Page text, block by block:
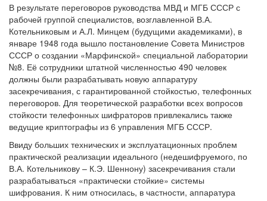
В результате переговоров руководства МВД и МГБ СССР с
рабочей группой специалистов, возглавленной В.А.
Котельниковым и А.Л. Минцем (будущими академиками), в
январе 1948 года вышло постановление Совета Министров
СССР о создании «Марфинской» специальной лаборатории
№8. Её сотрудники штатной численностью 490 человек
должны были разрабатывать новую аппаратуру
засекречивания, с гарантированной стойкостью, телефонных
переговоров. Для теоретической разработки всех вопросов
стойкости телефонных шифраторов привлекались также
ведущие криптографы из 6 управления МГБ СССР.
Ввиду больших технических и эксплуатационных проблем
практической реализации идеального (недешифруемого, по
В.А. Котельникову – К.Э. Шеннону) засекречивания стали
разрабатываться «практически стойкие» системы
шифрования. К ним относилась, в частности, аппаратура